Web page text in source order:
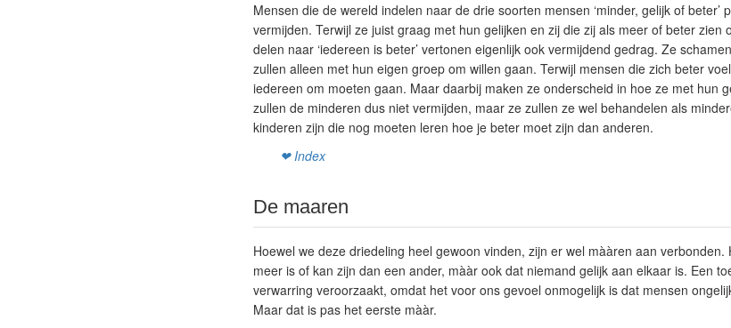
Mensen die de wereld indelen naar de drie soorten mensen ‘minder, gelijk of
vermijden. Terwijl ze juist graag met hun gelijken en zij die zij als meer of beter zien
delen naar ‘iedereen is beter’ vertonen eigenlijk ook vermijdend gedrag. Ze
zullen alleen met hun eigen groep om willen gaan. Terwijl mensen die zich beter
iedereen om moeten gaan. Maar daarbij maken ze onderscheid in hoe ze met hun
zullen de minderen dus niet vermijden, maar ze zullen ze wel behandelen als
kinderen zijn die nog moeten leren hoe je beter moet zijn dan anderen.
❤ Index
De maaren
Hoewel we deze driedeling heel gewoon vinden, zijn er wel mààren aan
meer is of kan zijn dan een ander, mààr ook dat niemand gelijk aan elkaar is. Een
verwarring veroorzaakt, omdat het voor ons gevoel onmogelijk is dat mensen
Maar dat is pas het eerste mààr.